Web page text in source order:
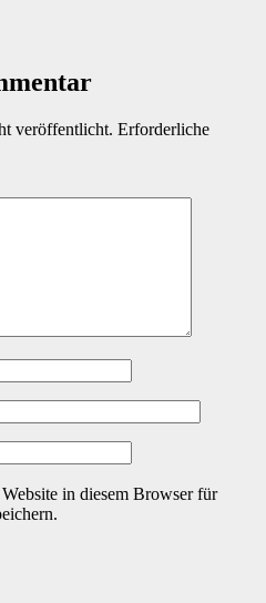
veröffentlicht. Erforderliche
in diesem Browser für